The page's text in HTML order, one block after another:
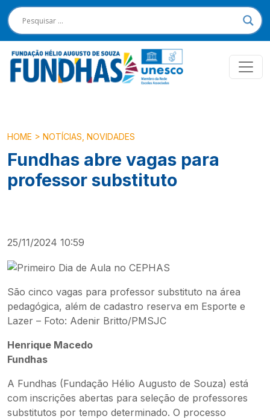
HOME > NOTÍCIAS NOVIDADES
Fundhas abre vagas para
professor substituto
25/11/2024 10:59
São cinco vagas para professor substituto na área
pedagógica, além de cadastro reserva em Esporte e
Lazer – Foto: Adenir Britto/PMSJC
Henrique Macedo
Fundhas
A Fundhas (Fundação Hélio Augusto de Souza) está
com inscrições abertas para seleção de professores
substitutos por tempo determinado. O processo